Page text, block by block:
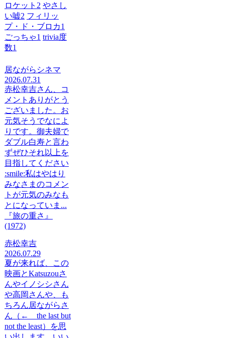
ロケット 2 やさし
い嘘2 フィリッ
プ・ド・ブロカ1
ごっちゃ1 trivia度
数1
居ながらシネマ
2026.07.31
赤松幸吉さん、コ
メントありがとう
ございました。お
元気そうでなによ
りです。御夫婦で
ダブル白寿と言わ
ずぜひそれ以上を
目指してください
:smile:私はやはり
みなさまのコメン
トが元気のみなも
とになっていま...
『旅の重さ』
(1972)
赤松幸吉
2026.07.29
夏が来れば、この
映画とKatsuzouさ
んやイノシシさん
や高岡さんや、も
ちろん居ながらさ
ん（← the last but
not the least）を思